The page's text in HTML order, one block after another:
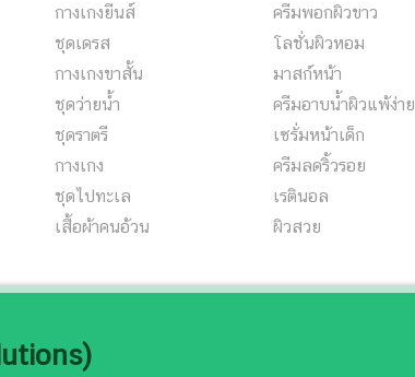
กางเกงยีนส์
ชุดเดรส
กางเกงขาสั้น
ชุดว่ายน้ำ
ชุดราตรี
กางเกง
ชุดไปทะเล
เสื้อผ้าคนอ้วน
ครีมพอกผิวขาว
โลชั่นผิวหอม
มาสก์หน้า
ครีมอาบน้ำผิวแพ้ง่าย
เซรั่มหน้าเด็ก
ครีมลดริ้วรอย
เรตินอล
ผิวสวย